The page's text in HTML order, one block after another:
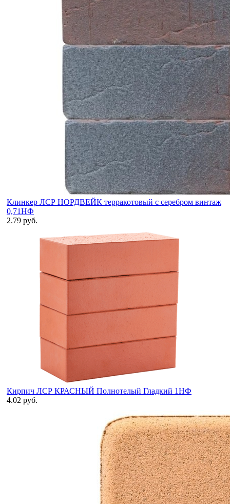
Клинкер ЛСР НОРДВЕЙК терракотовый с серебром винтаж
0,71НФ
2.79 руб.
Кирпич ЛСР КРАСНЫЙ Полнотелый Гладкий 1НФ
4.02 руб.